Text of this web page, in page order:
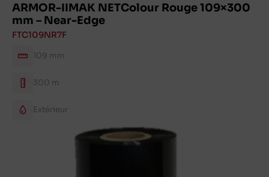
ARMOR-IIMAK NETColour Rouge 109×300
mm – Near-Edge
FTC109NR7F
109 mm
300 m
Extérieur